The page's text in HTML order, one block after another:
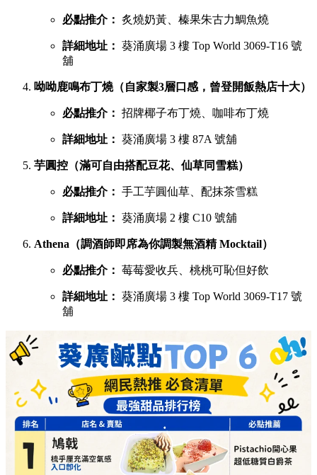
必點推介： 炙燒奶黃、榛果朱古力鯛魚燒
詳細地址： 葵涌廣場 3 樓 Top World 3069-T16 號
舖
呦呦鹿鳴布丁燒（自家製3層口感，曾登開飯熱店十大）
必點推介： 招牌椰子布丁燒、咖啡布丁燒
詳細地址： 葵涌廣場 3 樓 87A 號舖
芋圓控（滿可自由搭配豆花、仙草同雪糕）
必點推介： 手工芋圓仙草、配抹茶雪糕
詳細地址： 葵涌廣場 2 樓 C10 號舖
Athena（調酒師即席為你調製無酒精 Mocktail）
必點推介： 莓莓愛收兵、桃桃可恥但好飲
詳細地址： 葵涌廣場 3 樓 Top World 3069-T17 號
舖